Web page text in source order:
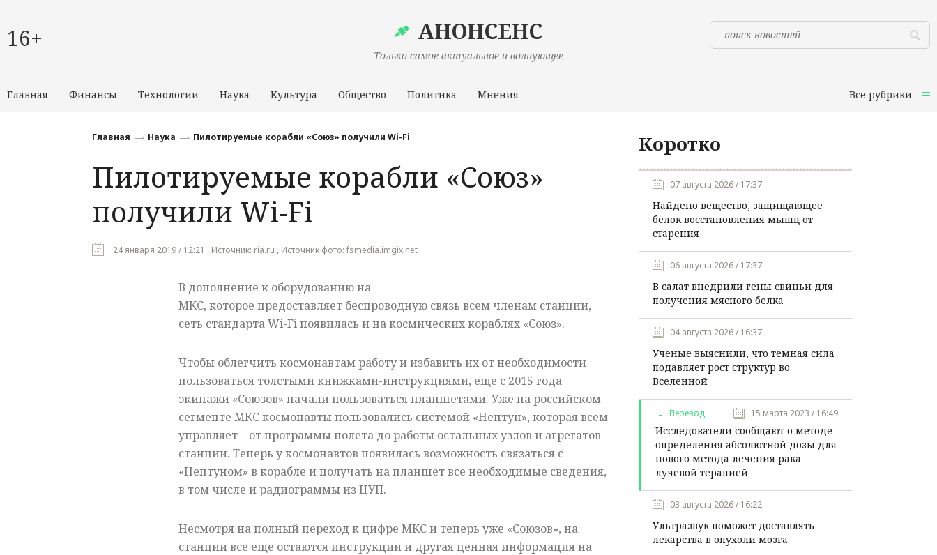
16+ АНОНСЕНС
Только самое актуальное и волнующее
Главная Финансы Технологии Наука Культура Общество Политика Мнения Все рубрики
Главная Наука Пилотируемые корабли «Союз» получили Wi-Fi
Пилотируемые корабли «Союз»
получили Wi-Fi
24 января 2019 / 12:21 , Источник: ria.ru , Источник фото: fsmedia.imgix.net
В дополнение к оборудованию на
МКС, которое предоставляет беспроводную связь всем членам станции,
сеть стандарта Wi-Fi появилась и на космических кораблях «Союз».
Чтобы облегчить космонавтам работу и избавить их от необходимости
пользоваться толстыми книжками-инструкциями, еще с 2015 года
экипажи «Союзов» начали пользоваться планшетами. Уже на российском
сегменте МКС космонавты пользовались системой «Нептун», которая всем
управляет – от программы полета до работы остальных узлов и агрегатов
станции. Теперь у космонавтов появилась возможность связаться с
«Нептуном» в корабле и получать на планшет все необходимые сведения,
в том числе и радиограммы из ЦУП.
Несмотря на полный переход к цифре МКС и теперь уже «Союзов», на
станции все еще остаются инструкции и другая ценная информация на
Коротко
07 августа 2026 / 17:37
Найдено вещество, защищающее
белок восстановления мышц от
старения
06 августа 2026 / 17:37
В салат внедрили гены свиньи для
получения мясного белка
04 августа 2026 / 16:37
Ученые выяснили, что темная сила
подавляет рост структур во
Вселенной
Перевод 15 марта 2023 / 16:49
Исследователи сообщают о методе
определения абсолютной дозы для
нового метода лечения рака
лучевой терапией
03 августа 2026 / 16:22
Ультразвук поможет доставлять
лекарства в опухоли мозга